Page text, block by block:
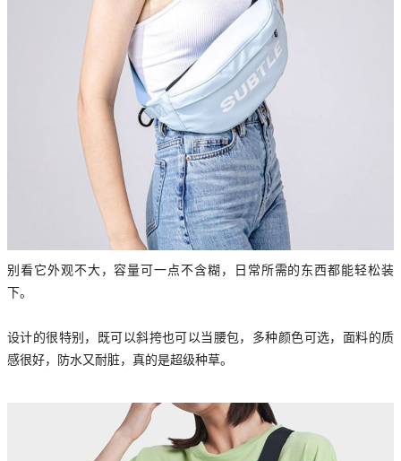
别看它外观不大，容量可一点不含糊，日常所需的东西都能轻松装
下。
设计的很特别，既可以斜挎也可以当腰包，多种颜色可选，面料的质
感很好，防水又耐脏，真的是超级种草。